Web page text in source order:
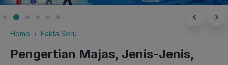
Home Fakta Seru
Pengertian Majas, Jenis-Jenis,